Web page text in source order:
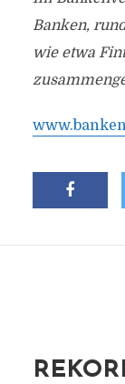
Banken,
wie etwa